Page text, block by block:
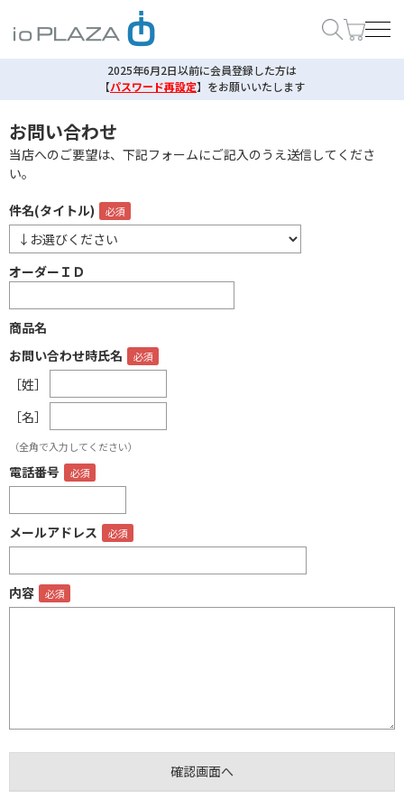
2025年6月2日以前に会員登録した方は
【パスワード再設定】 をお願いいたします
お問い合わせ
当店へのご要望は、下記フォームにご記入のうえ送信してくださ
い。
件名(タイトル)
オーダーＩＤ
商品名
お問い合わせ時氏名
［姓］
［名］
（全角で入力してください）
電話番号
メールアドレス
内容